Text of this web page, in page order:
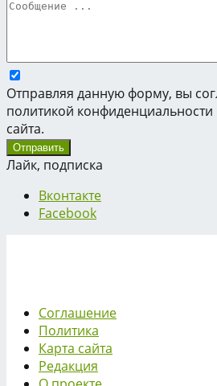
Отправляя данную форму, вы
политикой конфиденциальности
сайта.
Лайк, подписка
Вконтакте
Facebook
Соглашение
Политика
Карта сайта
Редакция